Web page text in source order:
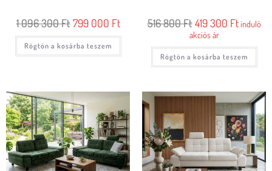
1 096 300Ft 799 000 Ft
Rögtön a kosárba teszem
516 800Ft 419 300 Ftinduló
akciós ár
Rögtön a kosárba teszem